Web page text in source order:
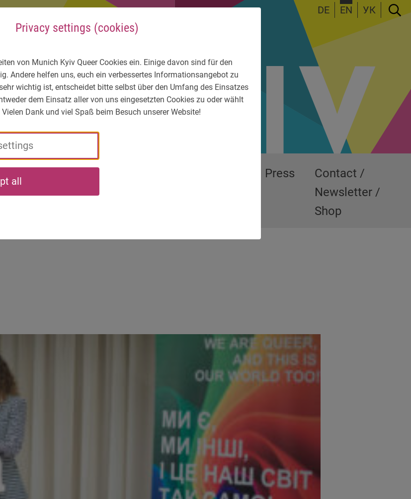
Privacy settings (cookies)
von Munich Kyiv Queer Cookies ein. Einige davon sind für den
Andere helfen uns, euch ein verbessertes Informationsangebot zu
wichtig ist, entscheidet bitte selbst über den Umfang des Einsatzes
dem Einsatz aller von uns eingesetzten Cookies zu oder wählt
Dank und viel Spaß beim Besuch unserer Website!
all
DE EN УК
Who
we
Press
Contact /
Newsletter /
Shop